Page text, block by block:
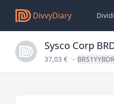
DivvyDiary
Sysco Corp
37,03 €